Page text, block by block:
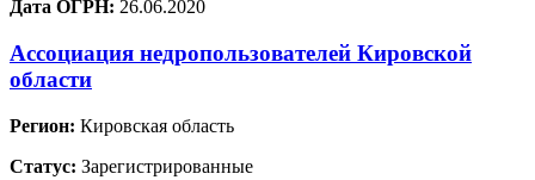
Дата ОГРН: 26.06.2020
Ассоциация недропользователей Кировской
области
Регион: Кировская область
Статус: Зарегистрированные